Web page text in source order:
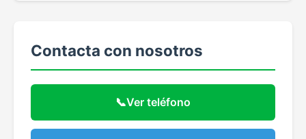
Contacta con nosotros
📞Ver teléfono